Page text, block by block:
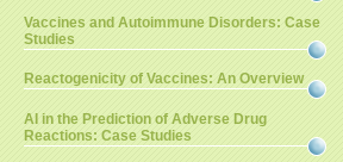
Vaccines and Autoimmune Disorders: Case
Studies
Reactogenicity of Vaccines: An Overview
AI in the Prediction of Adverse Drug
Reactions: Case Studies